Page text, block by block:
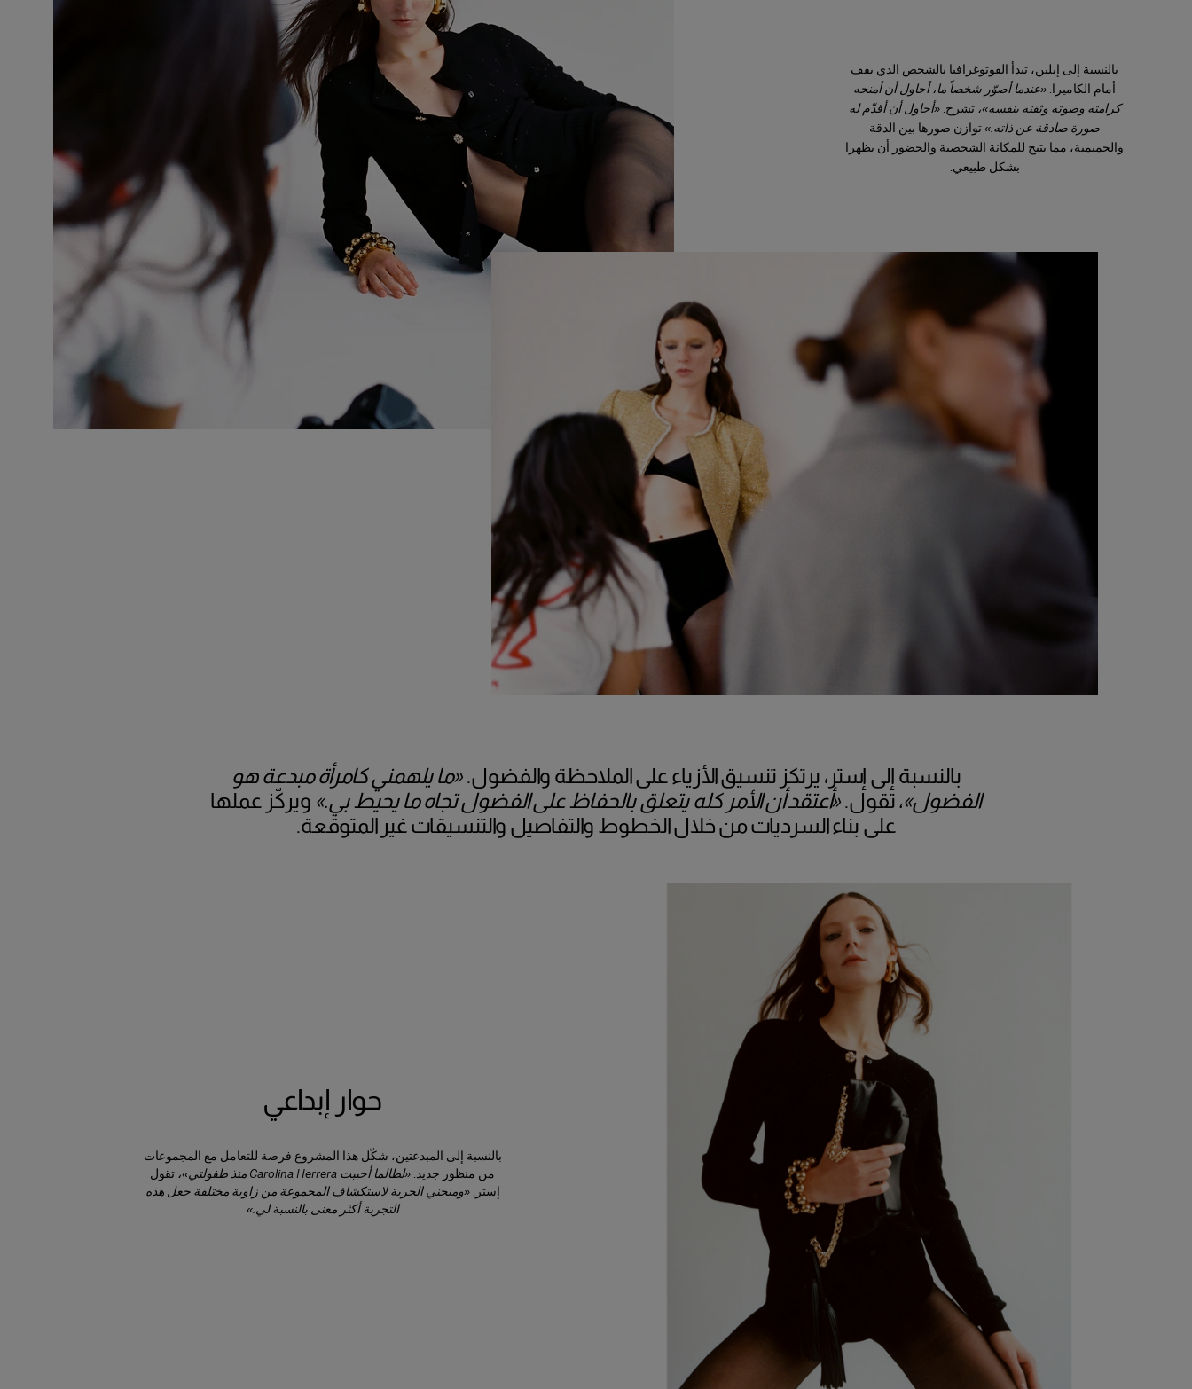
بالنسبة إلى إيلين، تبدأ الفوتوغرافيا بالشخص الذي يقف
أمام الكاميرا. «عندما أصوّر شخصاً ما، أحاول أن أمنحه
كرامته وصوته وثقته بنفسه»، تشرح.«أحاول أن أقدّم له
صورة صادقة عن ذاته.»توازن صورها بين الدقة
والحميمية، مما يتيح للمكانة الشخصية والحضور أن يظهرا
بشكل طبيعي.
بالنسبة إلى إستر، يرتكز تنسيق الأزياء على الملاحظة والفضول.«ما يلهمني كامرأة مبدعة هو
الفضول»،تقول.«أعتقد أن الأمر كله يتعلق بالحفاظ على الفضول تجاه ما يحيط بي.» ويركّز عملها
على بناء السرديات من خلال الخطوط والتفاصيل والتنسيقات غير المتوقعة.
حوار إبداعي
بالنسبة إلى المبدعتين، شكّل هذا المشروع فرصة للتعامل مع المجموعات
من منظور جديد. «لطالما أحببت Carolina Herrera منذ طفولتي»،
تقول
إستر.«ومنحني الحرية لاستكشاف المجموعة من زاوية مختلفة جعل هذه
التجربة أكثر معنى بالنسبة لي.»